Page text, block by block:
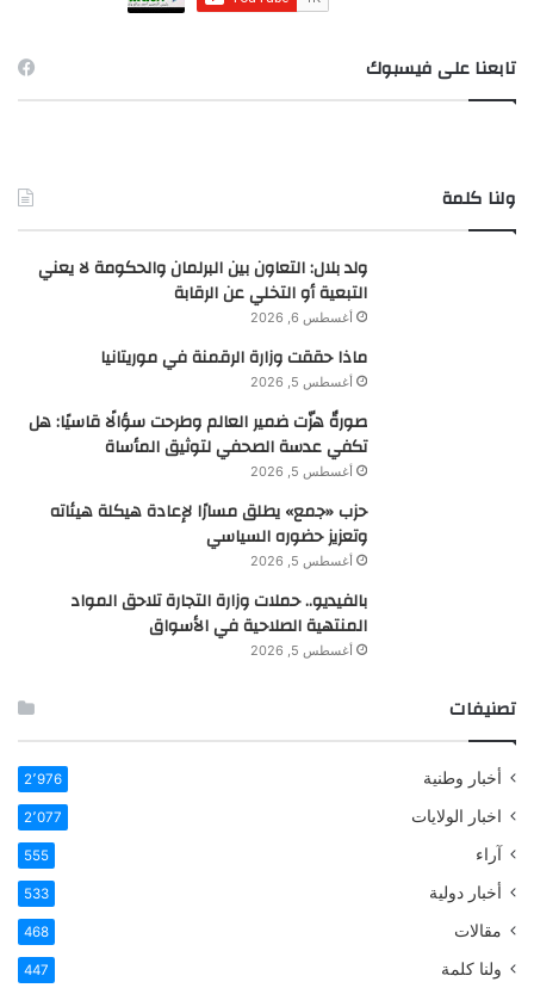
تابعنا على فيسبوك
ولنا كلمة
ولد بلال: التعاون بين البرلمان والحكومة لا يعني
التبعية أو التخلي عن الرقابة
أغسطس 6, 2026
ماذا حققت وزارة الرقمنة في موريتانيا
أغسطس 5, 2026
صورةٌ هزّت ضمير العالم وطرحت سؤالًا قاسيًا: هل
تكفي عدسة الصحفي لتوثيق المأساة
أغسطس 5, 2026
حزب «جمع» يطلق مسارًا لإعادة هيكلة هيئاته
وتعزيز حضوره السياسي
أغسطس 5, 2026
بالفيديو.. حملات وزارة التجارة تلاحق المواد
المنتهية الصلاحية في الأسواق
أغسطس 5, 2026
تصنيفات
أخبار وطنية 2٬976
اخبار الولايات 2٬077
آراء 555
أخبار دولية 533
مقالات 468
ولنا كلمة 447